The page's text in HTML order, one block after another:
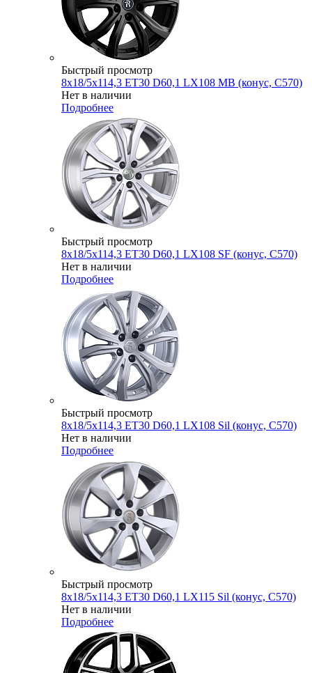
Быстрый просмотр
8x18/5x114,3 ET30 D60,1 LX108 MB (конус, C570)
Нет в наличии
Подробнее
Быстрый просмотр
8x18/5x114,3 ET30 D60,1 LX108 SF (конус, C570)
Нет в наличии
Подробнее
Быстрый просмотр
8x18/5x114,3 ET30 D60,1 LX108 Sil (конус, C570)
Нет в наличии
Подробнее
Быстрый просмотр
8x18/5x114,3 ET30 D60,1 LX115 Sil (конус, C570)
Нет в наличии
Подробнее